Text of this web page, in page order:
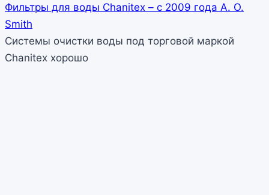
Фильтры для воды Chanitex – с 2009 года A. O.
Smith
Системы очистки воды под торговой маркой
Chanitex хорошо